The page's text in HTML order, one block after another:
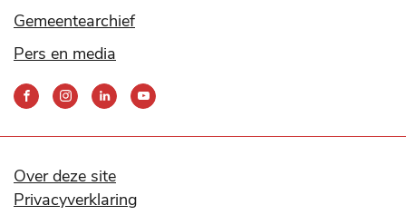
Gemeentearchief
Pers en media
Bereik
ons
social
media
Over deze site
Privacyverklaring